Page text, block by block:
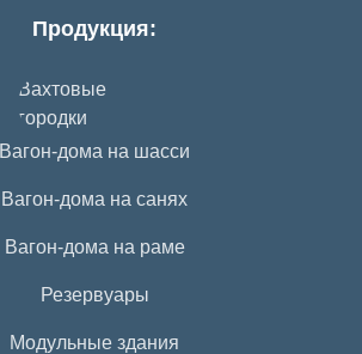
Продукция:
Вахтовые
городки
Вагон-дома на шасси
Вагон-дома на раме
Вагон-дома на санях
Резервуары
Модульные здания